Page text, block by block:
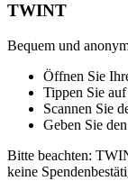
TWINT
Bequem und
Öffnen Sie
Tippen Sie
Scannen Sie
Geben Sie
Bitte beachten:
keine